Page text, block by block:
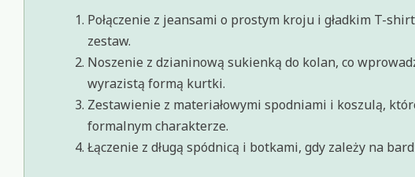
Połączenie z jeansami o prostym kroju i gładkim T-
zestaw.
Noszenie z dzianinową sukienką do kolan, co
wyrazistą formą kurtki.
Zestawienie z materiałowymi spodniami i koszulą,
formalnym charakterze.
Łączenie z długą spódnicą i botkami, gdy zależy na